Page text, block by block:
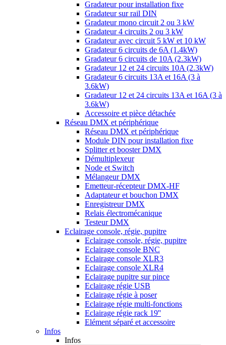
Gradateur pour installation fixe
Gradateur sur rail DIN
Gradateur mono circuit 2 ou 3 kW
Gradateur 4 circuits 2 ou 3 kW
Gradateur avec circuit 5 kW et 10 kW
Gradateur 6 circuits de 6A (1.4kW)
Gradateur 6 circuits de 10A (2.3kW)
Gradateur 12 et 24 circuits 10A (2.3kW)
Gradateur 6 circuits 13A et 16A (3 à
3.6kW)
Gradateur 12 et 24 circuits 13A et 16A (3 à
3.6kW)
Accessoire et pièce détachée
Réseau DMX et périphérique
Réseau DMX et périphérique
Module DIN pour installation fixe
Splitter et booster DMX
Démultiplexeur
Node et Switch
Mélangeur DMX
Emetteur-récepteur DMX-HF
Adaptateur et bouchon DMX
Enregistreur DMX
Relais électromécanique
Testeur DMX
Eclairage console, régie, pupitre
Eclairage console, régie, pupitre
Eclairage console BNC
Eclairage console XLR3
Eclairage console XLR4
Eclairage pupitre sur pince
Eclairage régie USB
Eclairage régie à poser
Eclairage régie multi-fonctions
Eclairage régie rack 19''
Elément séparé et accessoire
Infos
Infos